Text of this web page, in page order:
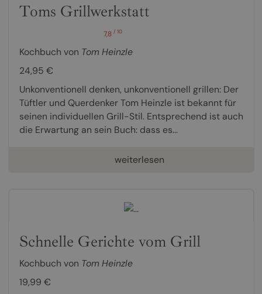
Toms Grillwerkstatt
7,8/ 10
Kochbuch von Tom Heinzle
24,95 €
Unkonventionell denken, unkonventionell grillen: Der
Tüftler und Querdenker Tom Heinzle ist bekannt für
seinen individuellen Grill-Stil. Entsprechend ist auch
die Erwartung an sein Buch: dass es...
weiterlesen
Schnelle Gerichte vom Grill
Kochbuch von Tom Heinzle
19,99 €